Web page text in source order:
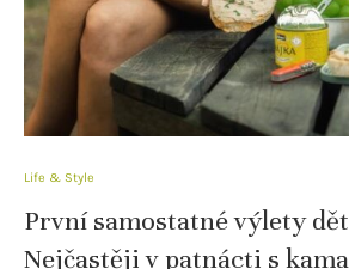
Life & Style
První samostatné výlety
Nejčastěji v patnácti s